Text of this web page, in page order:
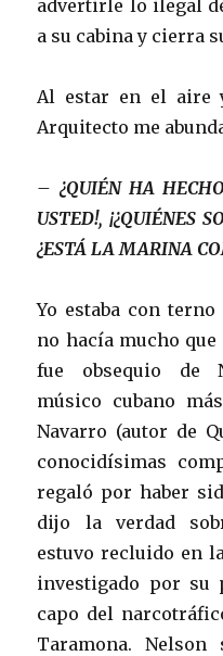
advertirle lo ilegal
a su cabina y cierra
Al estar en el aire
Arquitecto me
– ¿QUIÉN HA
USTED!, ¡¿QUIÉNES
¿ESTÁ LA MARINA
Yo estaba con
no hacía mucho
fue obsequio de
músico cubano
Navarro (autor de
conocidísimas
regaló por haber
dijo la verdad
estuvo recluido en
investigado por su
capo del
Taramona.